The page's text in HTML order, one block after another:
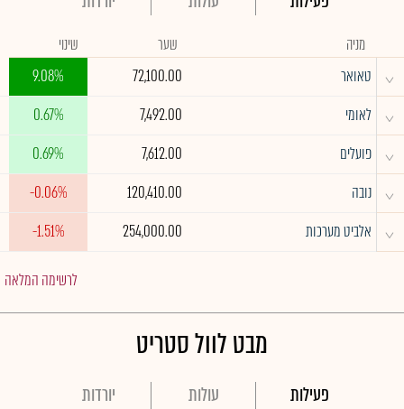
מניה שער שינוי
^ טאואר 72,100.00
9.08%
^ לאומי 7,492.00
0.67%
^ פועלים 7,612.00
0.69%
^ נובה 120,410.00
-0.06%
^ אלביט מערכות 254,000.00
-1.51%
לרשימה המלאה
מבט לוול סטריט
פעילות עולות יורדות